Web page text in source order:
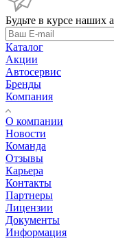
Будьте в курсе наших
Каталог
Акции
Автосервис
Бренды
Компания
О компании
Новости
Команда
Отзывы
Карьера
Контакты
Партнеры
Лицензии
Документы
Информация